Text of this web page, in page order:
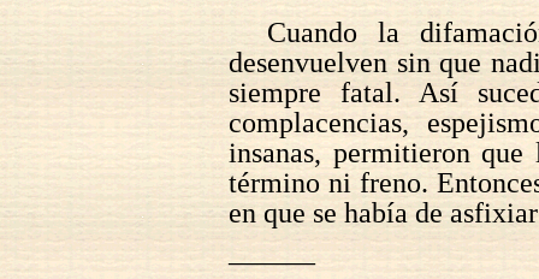
Cuando la
desenvuelven sin que
siempre fatal. Así
complacencias,
insanas, permitieron que
término ni freno.
en que se había de
———